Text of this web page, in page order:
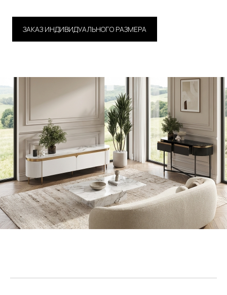
ЗАКАЗ ИНДИВИДУАЛЬНОГО РАЗМЕРА